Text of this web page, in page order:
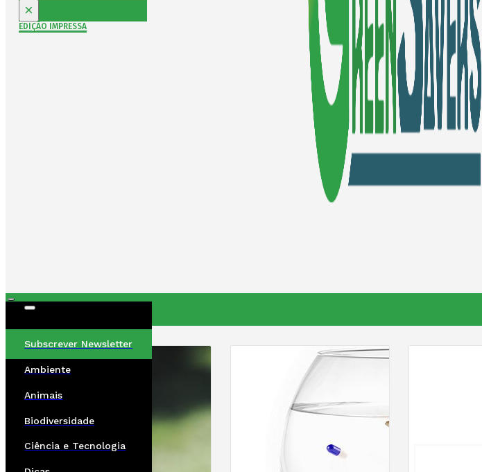
×
EDIÇÃO IMPRESSA
Subscrever Newsletter
Ambiente
Animais
Biodiversidade
Ciência e Tecnologia